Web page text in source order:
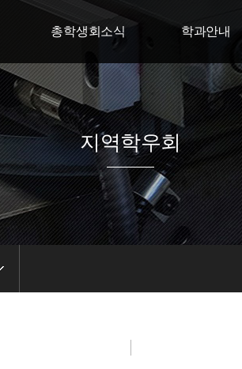
총학생회소식
총학생회 일정
사진앨범
중앙선거 관리위윈회
학과안내
스마트경영학부
휴먼복지학부
상담학부
ICT 공학부
K-컬쳐학부
지역학우회